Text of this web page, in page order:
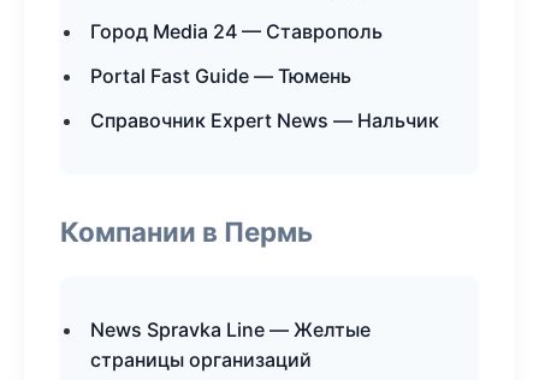
Город Media 24 — Ставрополь
Portal Fast Guide — Тюмень
Справочник Expert News — Нальчик
Компании в Пермь
News Spravka Line — Желтые
страницы организаций